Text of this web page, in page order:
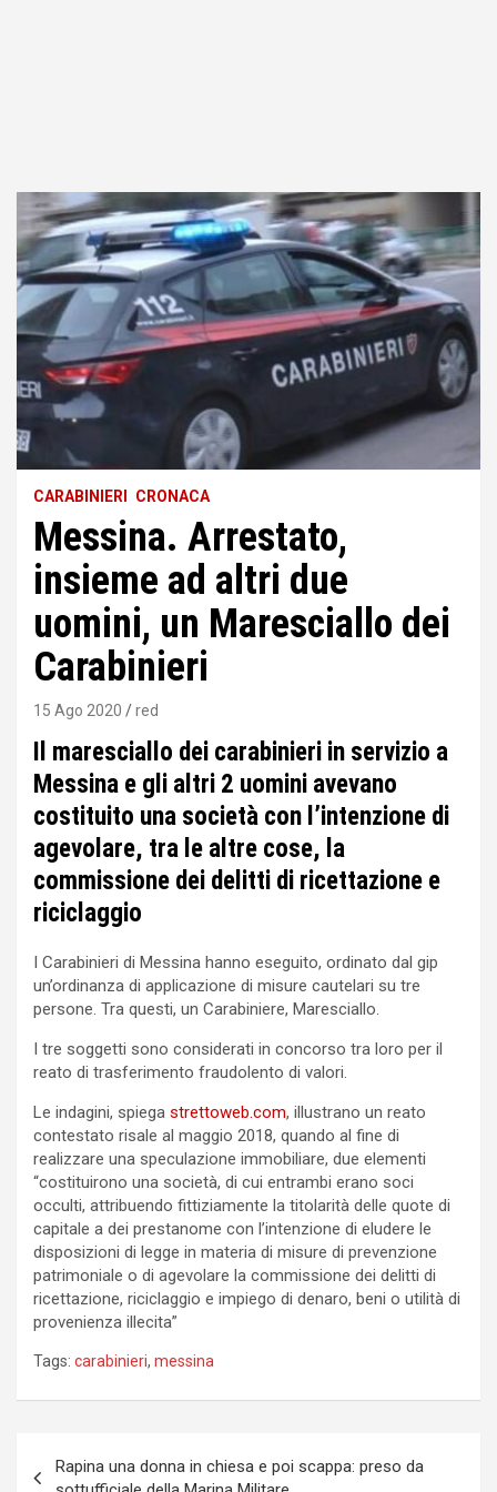
CARABINIERI CRONACA
Messina. Arrestato,
insieme ad altri due
uomini, un Maresciallo dei
Carabinieri
15 Ago 2020 red
Il maresciallo dei carabinieri in servizio a
Messina e gli altri 2 uomini avevano
costituito una società con l’intenzione di
agevolare, tra le altre cose, la
commissione dei delitti di ricettazione e
riciclaggio
I Carabinieri di Messina hanno eseguito, ordinato dal gip
un’ordinanza di applicazione di misure cautelari su tre
persone. Tra questi, un Carabiniere, Maresciallo.
I tre soggetti sono considerati in concorso tra loro per il
reato di trasferimento fraudolento di valori.
Le indagini, spiega strettoweb.com, illustrano un reato
contestato risale al maggio 2018, quando al fine di
realizzare una speculazione immobiliare, due elementi
“costituirono una società, di cui entrambi erano soci
occulti, attribuendo fittiziamente la titolarità delle quote di
capitale a dei prestanome con l’intenzione di eludere le
disposizioni di legge in materia di misure di prevenzione
patrimoniale o di agevolare la commissione dei delitti di
ricettazione, riciclaggio e impiego di denaro, beni o utilità di
provenienza illecita”
Tags: carabinieri, messina
articoli
Rapina una donna in chiesa e poi scappa: preso da